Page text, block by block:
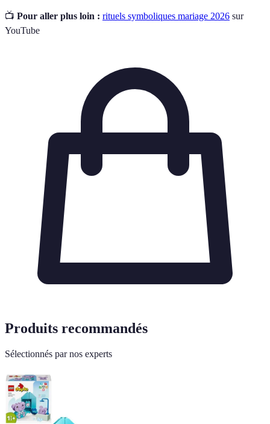
📺 Pour aller plus loin : rituels symboliques mariage 2026 sur
YouTube
Produits recommandés
Sélectionnés par nos experts